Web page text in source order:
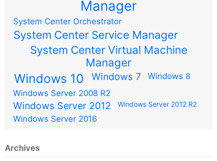
Manager
System Center Orchestrator
System Center Service Manager
System Center Virtual Machine
Manager
Windows 10 Windows 7
Windows 8
Windows Server 2008 R2
Windows Server 2012 Windows Server 2012 R2
Windows Server 2016
Archives